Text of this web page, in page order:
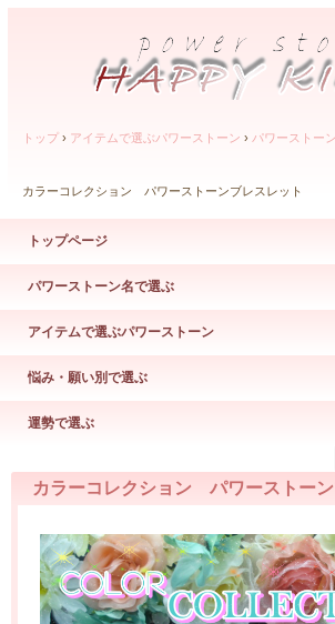
トップ › アイテムで選ぶパワーストーン › パワーストー
カラーコレクション パワーストーンブレスレット
トップページ
パワーストーン名で選ぶ
アイテムで選ぶパワーストーン
悩み・願い別で選ぶ
運勢で選ぶ
カラーコレクション パワーストーン